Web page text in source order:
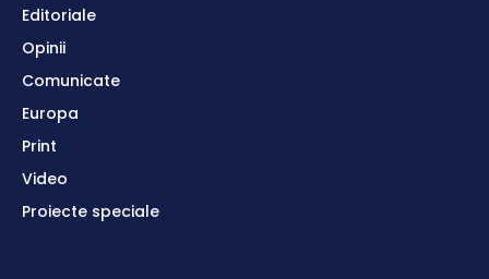
Editoriale
Opinii
Comunicate
Europa
Print
Video
Proiecte speciale